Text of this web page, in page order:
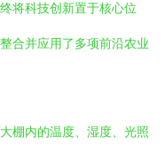
将科技创新置于核心位
合并应用了多项前沿农业
棚内的温度、湿度、光照